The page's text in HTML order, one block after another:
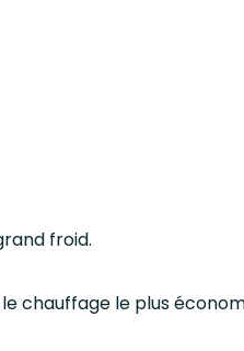
froid.
chauffage le plus